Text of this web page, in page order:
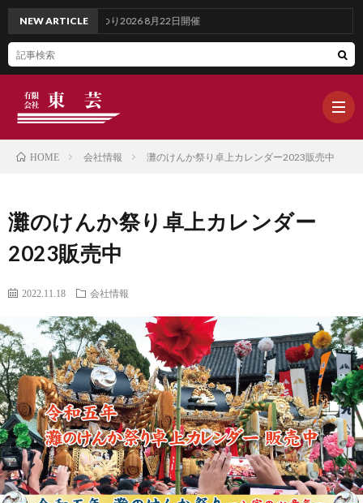
グ
OUR
NEW ARTICLE
さきふるさとまつり2026 8月22日開催
HOME 会社情報 灘のけんか祭り卓上カレンダー2023販売中
灘のけんか祭り卓上カレンダー
2023販売中
2022.11.18 会社情報